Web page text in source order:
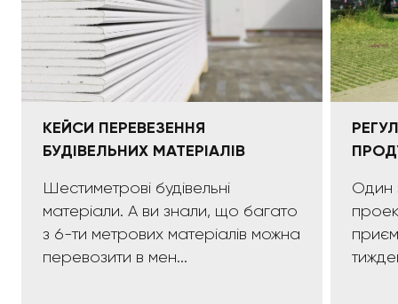
КЕЙСИ ПЕРЕВЕЗЕННЯ
БУДІВЕЛЬНИХ МАТЕРІАЛІВ
Шестиметрові будівельні
матеріали. А ви знали, що багато
з 6-ти метрових матеріалів можна
перевозити в мен...
Один
приємних:)).